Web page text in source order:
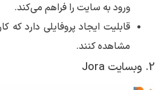
ورود به سایت را فراهم می‌کند.
قابلیت ایجاد پروفایلی دارد که
مشاهده کنند.
2. وبسایت Jora